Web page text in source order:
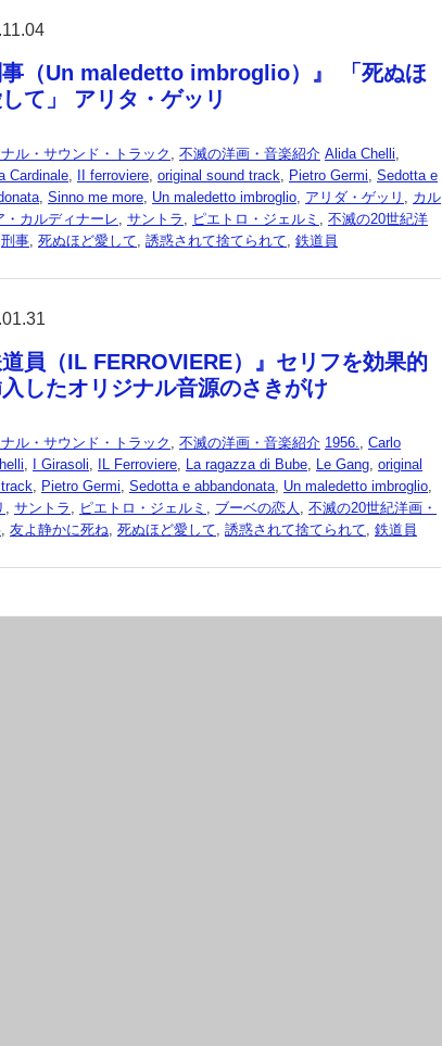
事（Un maledetto imbroglio）』 「死ぬほ
て」 アリタ・ゲッリ
ル・サウンド・トラック , 不滅の洋画・音楽紹介 Alida Chelli,
Cardinale, II ferroviere, original sound track, Pietro Germi, Sedotta e
, Sinno me more, Un maledetto imbroglio, アリダ・ゲッリ , カル
・カルディナーレ, サントラ , ピエトロ・ジェルミ , 不滅の20世紀洋
刑事, 死ぬほど愛して, 誘惑されて捨てられて, 鉄道員
道員（IL FERROVIERE）』セリフを効果的
したオリジナル音源のさきがけ
ル・サウンド・トラック , 不滅の洋画・音楽紹介 1956., Carlo
, I Girasoli, IL Ferroviere, La ragazza di Bube, Le Gang, original
, Pietro Germi, Sedotta e abbandonata, Un maledetto imbroglio,
, サントラ , ピエトロ・ジェルミ , ブーベの恋人 , 不滅の20世紀洋画・
, 友よ静かに死ね, 死ぬほど愛して, 誘惑されて捨てられて, 鉄道員